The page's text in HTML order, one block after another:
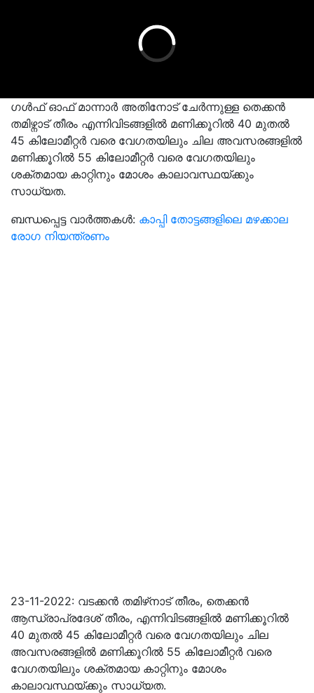
ഗൾഫ് ഓഫ് മാന്നാർ അതിനോട് ചേർന്നുള്ള തെക്കൻ
തമിഴ്നാട് തീരം എന്നിവിടങ്ങളിൽ മണിക്കൂറിൽ 40 മുതൽ
45 കിലോമീറ്റര്‍ വരെ വേഗതയിലും ചില അവസരങ്ങളിൽ
മണിക്കൂറിൽ 55 കിലോമീറ്റര്‍ വരെ വേഗതയിലും
ശക്തമായ കാറ്റിനും മോശം കാലാവസ്ഥയ്ക്കും
സാധ്യത.
ബന്ധപ്പെട്ട വാർത്തകൾ: കാപ്പി തോട്ടങ്ങളിലെ മഴക്കാല
രോഗ നിയന്ത്രണം
23-11-2022: വടക്കൻ തമിഴ്‌നാട് തീരം, തെക്കൻ
ആന്ധ്രാപ്രദേശ് തീരം, എന്നിവിടങ്ങളിൽ മണിക്കൂറിൽ
40 മുതൽ 45 കിലോമീറ്റര്‍ വരെ വേഗതയിലും ചില
അവസരങ്ങളിൽ മണിക്കൂറിൽ 55 കിലോമീറ്റര്‍ വരെ
വേഗതയിലും ശക്തമായ കാറ്റിനും മോശം
കാലാവസ്ഥയ്ക്കും സാധ്യത.